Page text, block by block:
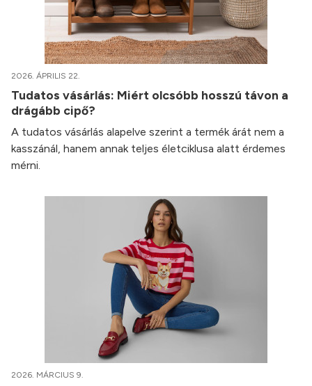
2026. ÁPRILIS 22.
Tudatos vásárlás: Miért olcsóbb hosszú távon a
drágább cipő?
A tudatos vásárlás alapelve szerint a termék árát nem a
kasszánál, hanem annak teljes életciklusa alatt érdemes
mérni.
2026. MÁRCIUS 9.